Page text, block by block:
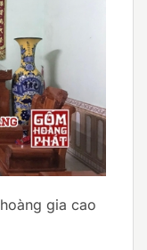
gia cao